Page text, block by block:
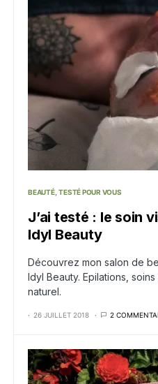
BEAUTÉ TESTÉ POUR VOUS
J’ai testé : le soin
Idyl Beauty
Découvrez mon salon de
Idyl Beauty. Epilations,
naturel.
26 JUILLET 2018 2